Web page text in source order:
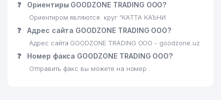
❓ Ориентиры GOODZONE TRADING ООО?
Ориентиром являются: круг "КАТТА КАЪНИ
❓ Адрес сайта GOODZONE TRADING ООО?
Адрес сайта GOODZONE TRADING ООО - goodzone.uz
❓ Номер факса GOODZONE TRADING ООО?
Отправить факс вы можете на номер .